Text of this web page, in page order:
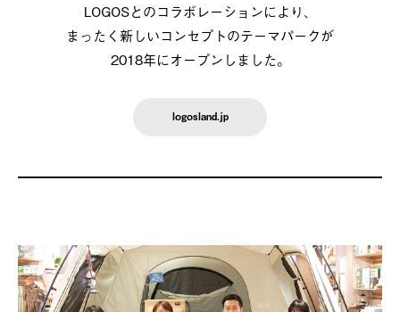
LOGOSとのコラボレーションにより、
まったく新しいコンセプトのテーマパークが
2018年にオープンしました。
logosland.jp